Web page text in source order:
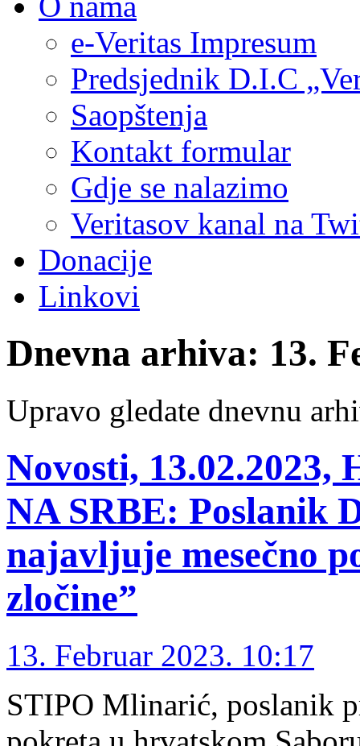
e-Veritas Impresum
Predsjednik D.I.C
Saopštenja
Kontakt formular
Gdje se nalazimo
Veritasov kanal na
Donacije
Linkovi
Dnevna arhiva: 13.
Upravo gledate dnevnu
Novosti,
NA SRBE: Poslanik
najavljuje mesečno
zločine”
13. Februar 2023. 10:17
STIPO Mlinarić, poslanik